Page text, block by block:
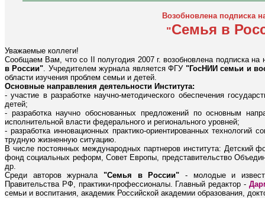
Возобновлена подписка
"Семья в
Уважаемые коллеги!
Сообщаем Вам, что со II полугодия 2007 г. возобновлена подписка
в России" . Учредителем журнала является ФГУ "ГосНИИ семьи и
области изучения проблем семьи и детей.
Основные направления деятельности Института:
- участие в разработке научно-методического обеспечения
детей;
- разработка научно обоснованных предложений по основным
исполнительной власти федерального и регионального уровней;
- разработка инновационных практико-ориентированных
трудную жизненную ситуацию.
В числе постоянных международных партнеров института:
фонд социальных реформ, Совет Европы, представительство
др.
Среди авторов журнала "Семья в России" - молодые и
Правительства РФ, практики-профессионалы. Главный редактор -
семьи и воспитания, академик Российской академии образования,